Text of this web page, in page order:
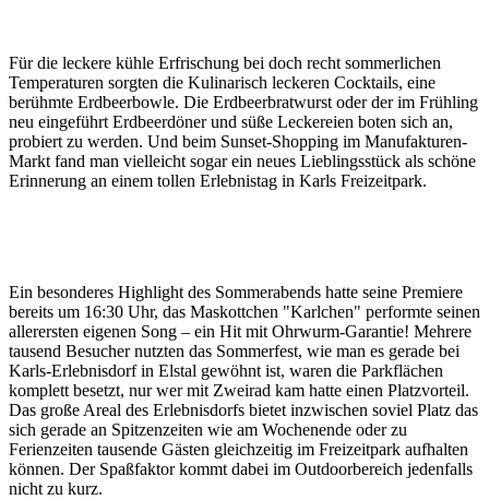
Für die leckere kühle Erfrischung bei doch recht sommerlichen
Temperaturen sorgten die Kulinarisch leckeren Cocktails, eine
berühmte Erdbeerbowle. Die Erdbeerbratwurst oder der im Frühling
neu eingeführt Erdbeerdöner und süße Leckereien boten sich an,
probiert zu werden. Und beim Sunset-Shopping im Manufakturen-
Markt fand man vielleicht sogar ein neues Lieblingsstück als schöne
Erinnerung an einem tollen Erlebnistag in Karls Freizeitpark.
Ein besonderes Highlight des Sommerabends hatte seine Premiere
bereits um 16:30 Uhr, das Maskottchen "Karlchen" performte seinen
allerersten eigenen Song – ein Hit mit Ohrwurm-Garantie! Mehrere
tausend Besucher nutzten das Sommerfest, wie man es gerade bei
Karls-Erlebnisdorf in Elstal gewöhnt ist, waren die Parkflächen
komplett besetzt, nur wer mit Zweirad kam hatte einen Platzvorteil.
Das große Areal des Erlebnisdorfs bietet inzwischen soviel Platz das
sich gerade an Spitzenzeiten wie am Wochenende oder zu
Ferienzeiten tausende Gästen gleichzeitig im Freizeitpark aufhalten
können. Der Spaßfaktor kommt dabei im Outdoorbereich jedenfalls
nicht zu kurz.